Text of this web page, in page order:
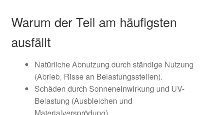
Warum der Teil am häufigsten
ausfällt
Natürliche Abnutzung durch ständige Nutzung
(Abrieb, Risse an Belastungsstellen).
Schäden durch Sonneneinwirkung und UV-
Belastung (Ausbleichen und